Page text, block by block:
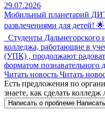
29.07.2026
Мобильный планетарий
развлечениями для детей!
Студенты Дальнегорского
колледжа, работающие в
(УПК) , продолжают
форматом познавательного
Читать новость Читать
Есть предложения по
знаете, как сделать колледж
Написать о проблеме